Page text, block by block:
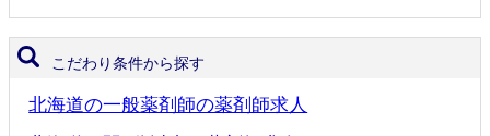
こだわり条件から探す
北海道の一般薬剤師の薬剤師求人